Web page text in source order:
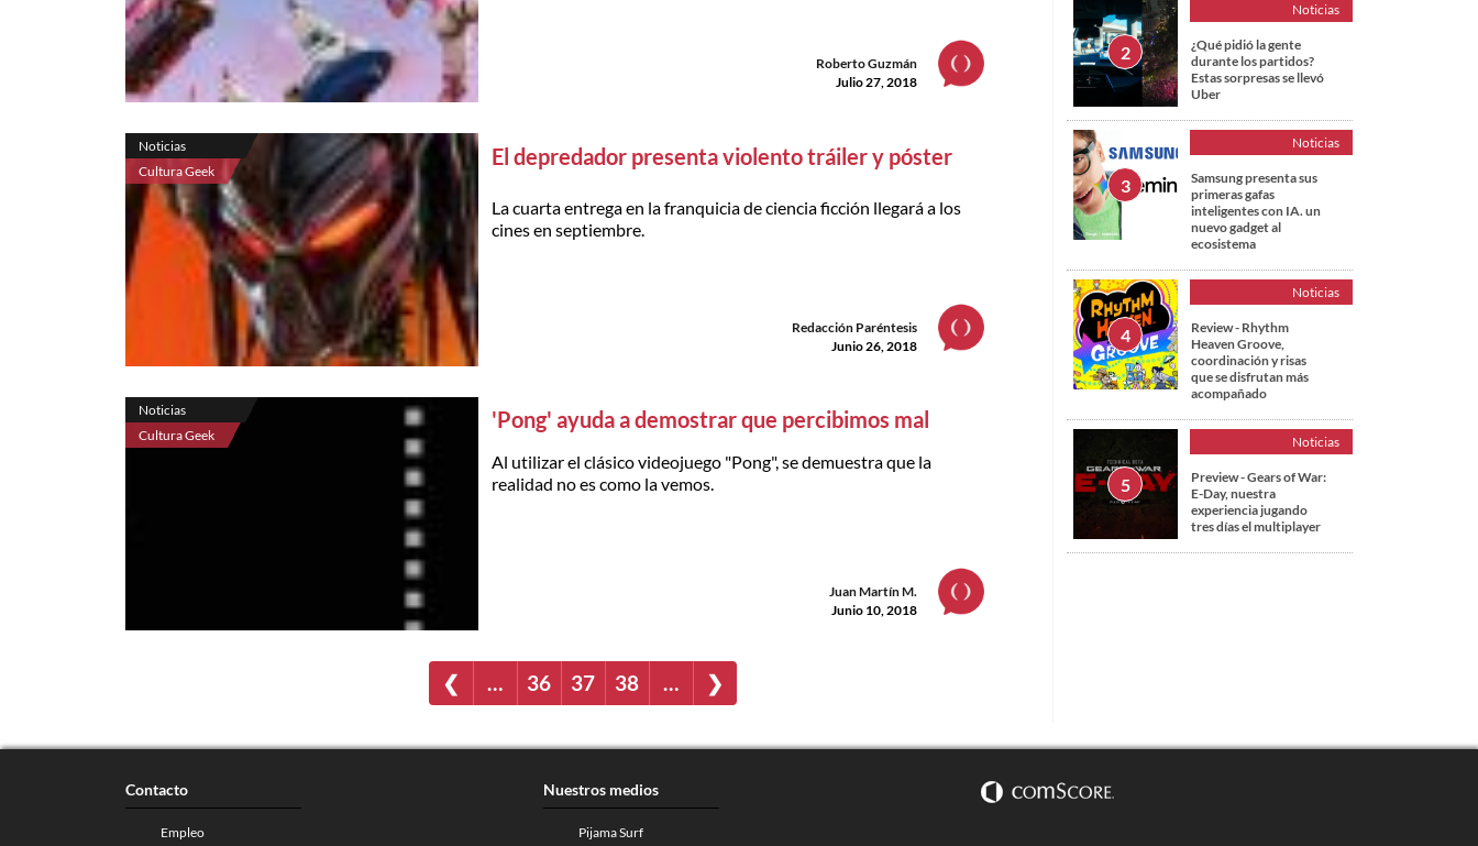
Roberto Guzmán
Julio 27, 2018
Noticias
Cultura Geek
El depredador presenta violento tráiler y póster
La cuarta entrega en la franquicia de ciencia ficción llegará a los
cines en septiembre.
Redacción Paréntesis
Junio 26, 2018
Noticias
Cultura Geek
'Pong' ayuda a demostrar que percibimos mal
Al utilizar el clásico videojuego "Pong", se demuestra que la
realidad no es como la vemos.
Juan Martín M.
Junio 10, 2018
❮ … 36 37 38 … ❯
Noticias
¿Qué pidió la gente
durante los partidos?
Estas sorpresas se llevó
Uber
Noticias
Samsung presenta sus
primeras gafas
inteligentes con IA. un
nuevo gadget al
ecosistema
Noticias
Review - Rhythm
Heaven Groove,
coordinación y risas
que se disfrutan más
acompañado
Noticias
Preview - Gears of War:
E-Day, nuestra
experiencia jugando
tres días el multiplayer
Contacto
Empleo
Nuestros medios
Pijama Surf